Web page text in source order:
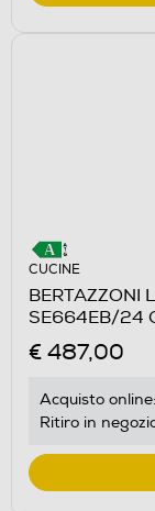
CUCINE
BERTAZZONI
SE664EB/24
€ 487,00
Acquisto online:
Ritiro in